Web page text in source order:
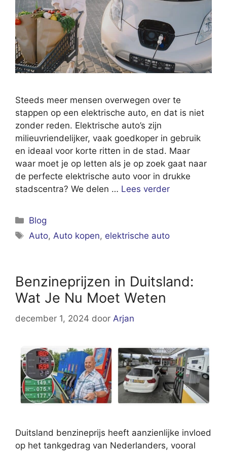
Steeds meer mensen overwegen over te
stappen op een elektrische auto, en dat is niet
zonder reden. Elektrische auto’s zijn
milieuvriendelijker, vaak goedkoper in gebruik
en ideaal voor korte ritten in de stad. Maar
waar moet je op letten als je op zoek gaat naar
de perfecte elektrische auto voor in drukke
stadscentra? We delen … Lees verder
Categorieën
Blog
Tags
Auto,Auto kopen, elektrische auto
Benzineprijzen in Duitsland:
Wat Je Nu Moet Weten
december 1, 2024 door Arjan
Duitsland benzineprijs heeft aanzienlijke invloed
op het tankgedrag van Nederlanders, vooral